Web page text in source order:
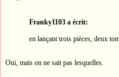
Franky1103 a écrit:
en lançant trois pièces, deux
Oui, mais on ne sait pas lesquelles.